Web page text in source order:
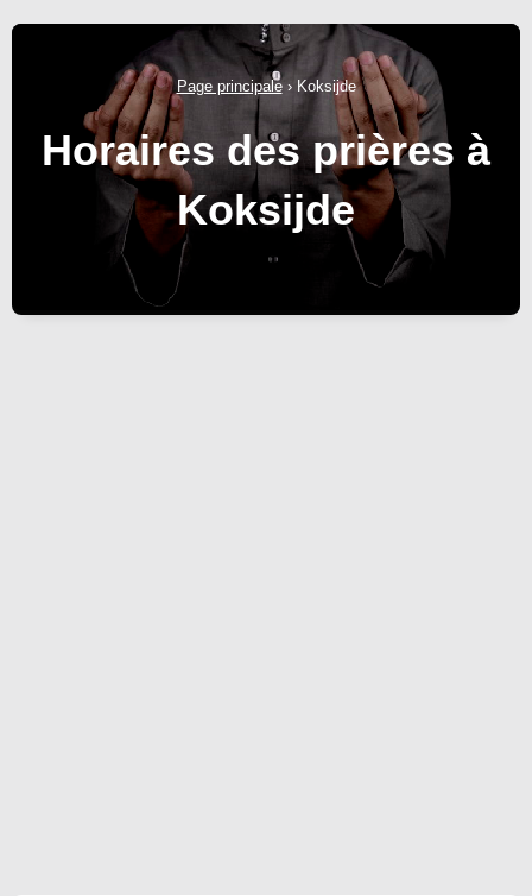
Page principale› Koksijde
Horaires des prières à
Koksijde